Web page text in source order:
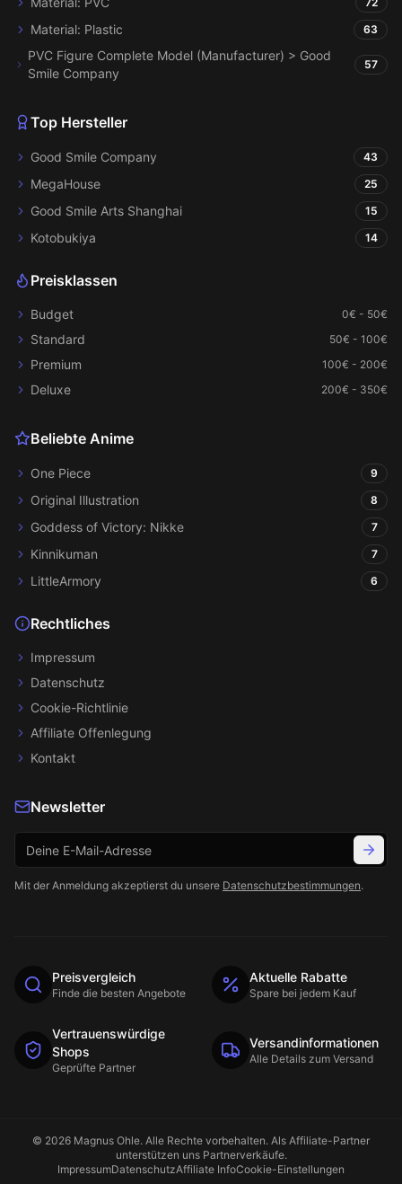
Material: Plastic 63
PVC Figure Complete Model (Manufacturer) > Good
Smile Company
57
Top Hersteller
Good Smile Company 43
MegaHouse 25
Good Smile Arts Shanghai 15
Kotobukiya 14
Preisklassen
Budget 0€ - 50€
Standard 50€ - 100€
Premium 100€ - 200€
Deluxe 200€ - 350€
Beliebte Anime
One Piece 9
Original Illustration 8
Goddess of Victory: Nikke 7
Kinnikuman 7
LittleArmory 6
Rechtliches
Impressum
Datenschutz
Cookie-Richtlinie
Affiliate Offenlegung
Kontakt
Newsletter
Mit der Anmeldung akzeptierst du unsere Datenschutzbestimmungen.
Preisvergleich
Finde die besten Angebote
Aktuelle Rabatte
Spare bei jedem Kauf
Vertrauenswürdige
Shops
Geprüfte Partner
Versandinformationen
Alle Details zum Versand
© 2026 Magnus Ohle. Alle Rechte vorbehalten. Als Affiliate-Partner
unterstützen uns Partnerverkäufe.
ImpressumDatenschutzAffiliate InfoCookie-Einstellungen